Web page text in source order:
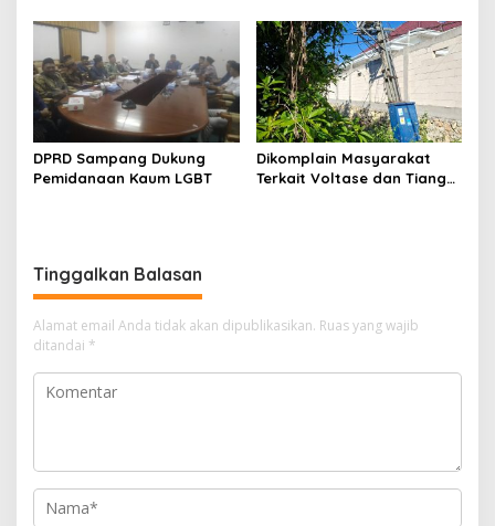
Perkuat Sinergi dengan
Nelayan Sampang
DPRD Sampang Dukung
Pemidanaan Kaum LGBT
Dikomplain Masyarakat
Terkait Voltase dan Tiang
Tinggalkan Balasan
Alamat email Anda tidak akan dipublikasikan. Ruas yang wajib
ditandai *